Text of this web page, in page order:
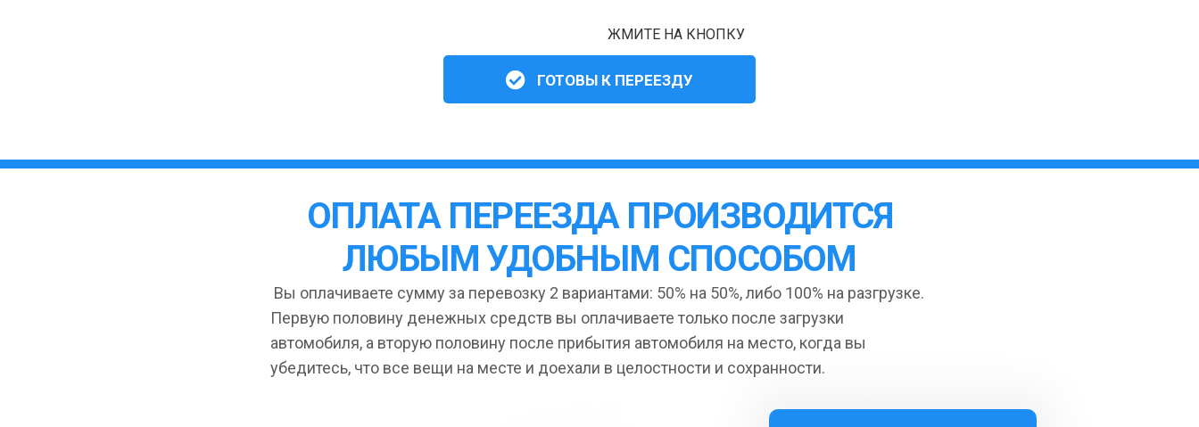
ЖМИТЕ НА КНОПКУ
ГОТОВЫ К ПЕРЕЕЗДУ
ОПЛАТА ПЕРЕЕЗДА ПРОИЗВОДИТСЯ
ЛЮБЫМ УДОБНЫМ СПОСОБОМ
Вы оплачиваете сумму за перевозку 2 вариантами: 50% на 50%, либо 100% на разгрузке.
Первую половину денежных средств вы оплачиваете только после загрузки
автомобиля, а вторую половину после прибытия автомобиля на место, когда вы
убедитесь, что все вещи на месте и доехали в целостности и сохранности.